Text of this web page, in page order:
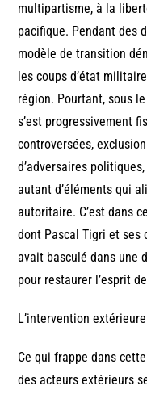
multipartisme, à la
pacifique. Pendant des
modèle de transition
les coups d’état
région. Pourtant, sous
s’est progressivement
controversées,
d’adversaires
autant d’éléments qui
autoritaire. C’est dans
dont Pascal Tigri et ses
avait basculé dans une
pour restaurer l’esprit
L’intervention
Ce qui frappe dans
des acteurs extérieurs